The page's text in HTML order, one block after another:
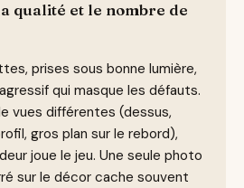
qualité et le nombre de
prises sous bonne lumière,
qui masque les défauts.
vues différentes (dessus,
gros plan sur le rebord),
joue le jeu. Une seule photo
sur le décor cache souvent